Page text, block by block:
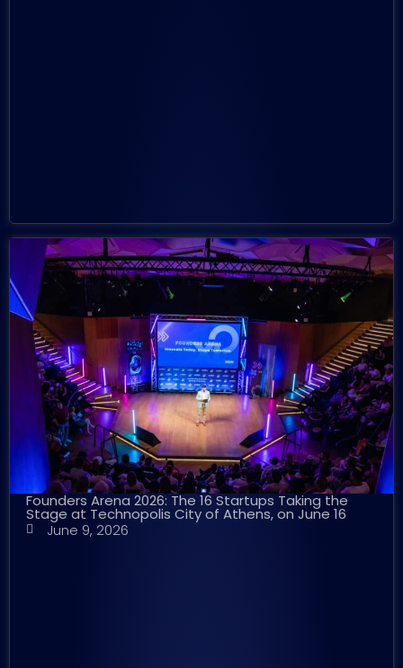
Founders Arena 2026: The 16 Startups Taking the
Stage at Technopolis City of Athens, on June 16
June 9, 2026